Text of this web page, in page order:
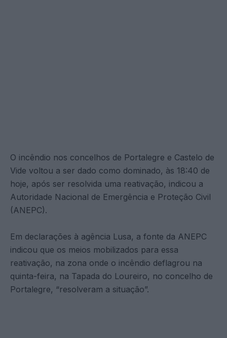
O incêndio nos concelhos de Portalegre e Castelo de
Vide voltou a ser dado como dominado, às 18:40 de
hoje, após ser resolvida uma reativação, indicou a
Autoridade Nacional de Emergência e Proteção Civil
(ANEPC).
Em declarações à agência Lusa, a fonte da ANEPC
indicou que os meios mobilizados para essa
reativação, na zona onde o incêndio deflagrou na
quinta-feira, na Tapada do Loureiro, no concelho de
Portalegre, “resolveram a situação”.